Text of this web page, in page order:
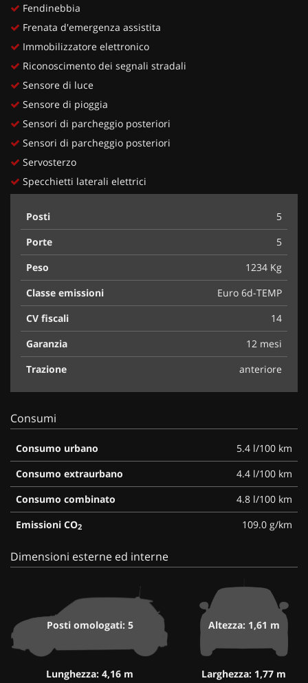
Fendinebbia
Frenata d'emergenza assistita
Immobilizzatore elettronico
Riconoscimento dei segnali stradali
Sensore di luce
Sensore di pioggia
Sensori di parcheggio posteriori
Sensori di parcheggio posteriori
Servosterzo
Specchietti laterali elettrici
Posti
5
Porte
5
Peso
1234 Kg
Classe emissioni
Euro 6d-TEMP
CV fiscali
14
Garanzia
12 mesi
Trazione
anteriore
Consumi
Consumo urbano
5.4 l/100 km
Consumo extraurbano
4.4 l/100 km
Consumo combinato
4.8 l/100 km
Emissioni CO2 109.0 g/km
Dimensioni esterne ed interne
Posti omologati: 5
Lunghezza: 4,16 m
Altezza: 1,61 m
Larghezza: 1,77 m